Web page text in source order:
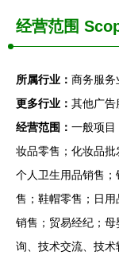
经营范围
所属行业： 商务服务
更多行业： 其他广告
经营范围： 一般项目
妆品零售；化妆品批
个人卫生用品销售
售；鞋帽零售；日
销售；贸易经纪；
询、技术交流、技